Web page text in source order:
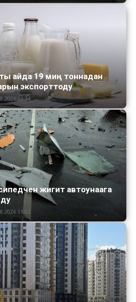
айда 19 миң тоннадан
экспорттоду
13:34
жигит автоунаага
11:02